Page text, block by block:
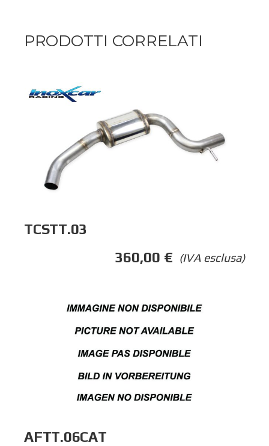
PRODOTTI CORRELATI
TCSTT.03
(IVA esclusa)
360,00 €
AFTT.06CAT